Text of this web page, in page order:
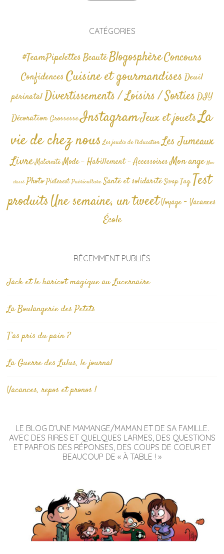
CATÉGORIES
#TeamPipelettesBeautéBlogosphèreConcours
Confidences Cuisine et gourmandises Deuil
périnatalDivertissements / Loisirs / SortiesDIY
Décoration GrossesseInstagramJeux et jouetsLa
vie de chez nous Les jeudis de l'éducation Les Jumeaux
Livre Maternité Mode - Habillement - AccessoiresMon ange Non
classé Photo Pinterest Puériculture Santé et solidarité Swap TagTest
produitsUne semaine, un tweetVoyage - Vacances
École
RÉCEMMENT PUBLIÉS
Jack et le haricot magique au Lucernaire
La Boulangerie des Petits
T’as pris du pain ?
La Guerre des Lulus, le journal
Vacances, repos et pronos !
LE BLOG D’UNE MAMANGE/MAMAN ET DE SA FAMILLE.
AVEC DES RIRES ET QUELQUES LARMES, DES QUESTIONS
ET PARFOIS DES RÉPONSES, DES COUPS DE COEUR ET
BEAUCOUP DE « À TABLE ! »